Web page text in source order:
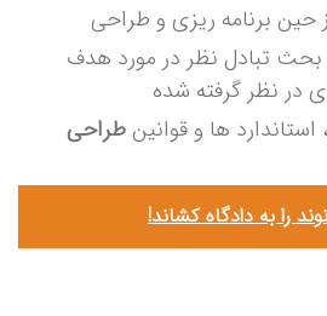
حین برنامه ریزی و طراحی
بحث تبادل نظر در مورد هدف
در نظر گرفته شده
ها و قوانینطراحی
را به دادگاه کشاند!